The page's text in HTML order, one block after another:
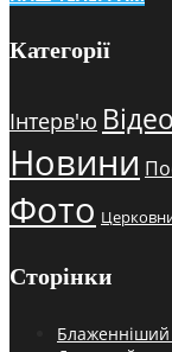
Категорії
Інтерв'ю Відео
Новини
Фото
Сторінки